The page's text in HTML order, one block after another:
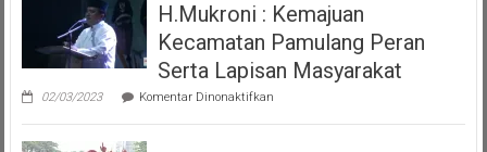
Alun
Kecamatan
Pamulang
Tangerang
Selatan
H.Mukroni : Kemajuan
Kecamatan Pamulang Peran
Serta Lapisan Masyarakat
02/03/2023 Komentar Dinonaktifkanpada
: